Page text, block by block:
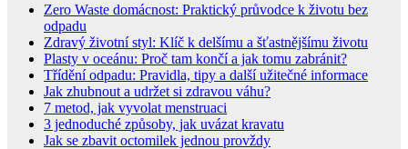
Zero Waste domácnost: Praktický průvodce k životu bez
odpadu
Zdravý životní styl: Klíč k delšímu a šťastnějšímu životu
Plasty v oceánu: Proč tam končí a jak tomu zabránit?
Třídění odpadu: Pravidla, tipy a další užitečné informace
Jak zhubnout a udržet si zdravou váhu?
7 metod, jak vyvolat menstruaci
3 jednoduché způsoby, jak uvázat kravatu
Jak se zbavit octomilek jednou provždy